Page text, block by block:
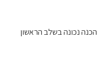
הכנה נכונה בשלב הראשון